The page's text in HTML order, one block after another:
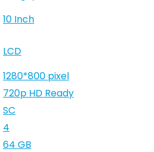
10 Inch
LCD
1280*800 pixel
720p HD Ready
SC
4
64 GB